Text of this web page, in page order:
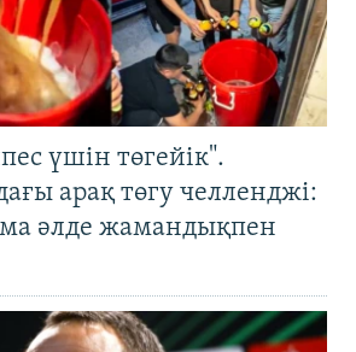
үшін төгейік".
арақ төгу челленджі:
әлде жамандықпен